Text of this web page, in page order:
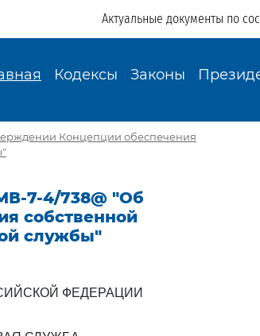
Актуальные документы по
Кодексы Законы
Концепции обеспечения
7-4/738@ "Об
собственной
службы"
ФЕДЕРАЦИИ